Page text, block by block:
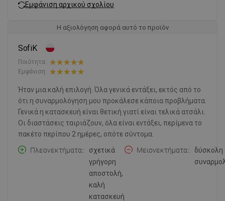
Εμφάνιση αρχικού σχολίου
Η αξιολόγηση αφορά αυτό το προϊόν
SofiK
Ποιότητα:
Εμφάνιση:
Ήταν μια καλή επιλογή. Όλα γενικά εντάξει, εκτός από το
ότι η συναρμολόγηση μου προκάλεσε κάποια προβλήματα.
Γενικά η κατασκευή είναι θετική γιατί είναι τελικά ατσάλι.
Οι διαστάσεις ταιριάζουν, όλα είναι εντάξει, περίμενα το
πακέτο περίπου 2 ημέρες, οπότε σύντομα.
Πλεονεκτήματα:
σχετικά
γρήγορη
αποστολή,
καλή
κατασκευή
Μειονεκτήματα:
δύσκολη